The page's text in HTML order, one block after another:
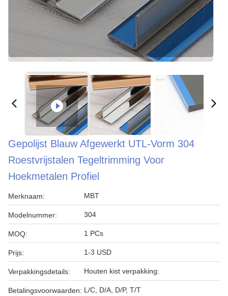
Gepolijst Blauw Afgewerkt UTL-Vorm 304
Roestvrijstalen Tegeltrimming Voor
Hoekmetalen Profiel
Merknaam: MBT
Modelnummer: 304
MOQ: 1 PCs
Prijs: 1-3 USD
Verpakkingsdetails: Houten kist verpakking:
Betalingsvoorwaarden: L/C, D/A, D/P, T/T